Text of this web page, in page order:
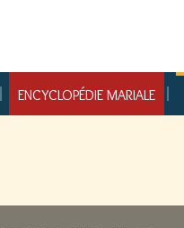
ENCYCLOPÉDIE MARIALE